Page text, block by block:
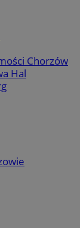
Chorzów
Hal